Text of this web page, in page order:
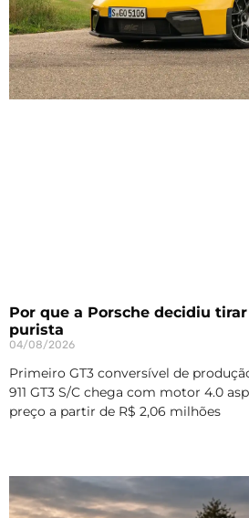
Por que a Porsche decidiu
purista
04/08/2026
Primeiro GT3 conversível de
911 GT3 S/C chega com motor 4.0
preço a partir de R$ 2,06 milhões